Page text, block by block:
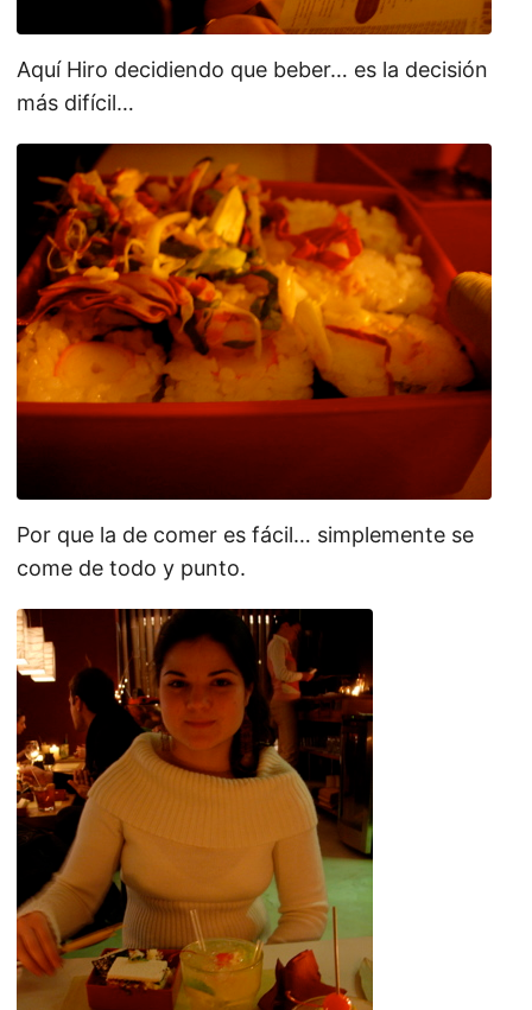
Aquí Hiro decidiendo que beber… es la decisión
más difícil…
Por que la de comer es fácil… simplemente se
come de todo y punto.